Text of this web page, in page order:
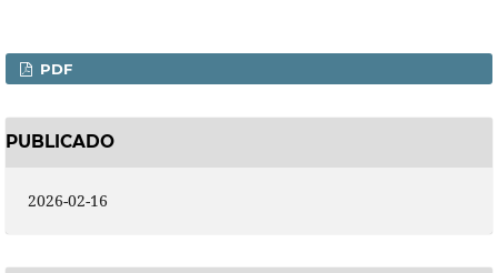
PDF
PUBLICADO
2026-02-16